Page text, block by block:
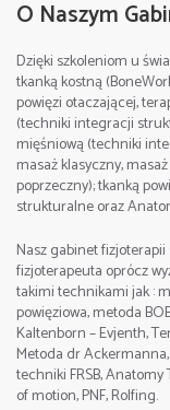
Miejsce:
690
Szczegółowe
tel. +48 512 263
e-mail:
I dzień 9:00-
Miejsce:
Cena:1200
Szczegółowe
tel. +48 512 263
Data: 8-10. 09.
I dzień 9:00-
16:00,
Miejsce:
O Naszym
Dzięki szkoleniom u
tkanką kostną
powięzi otaczającej,
(techniki integracji
mięśniową (techniki
masaż klasyczny,
poprzeczny); tkanką
strukturalne oraz
Nasz gabinet
fizjoterapeuta oprócz
takimi technikami jak :
powięziowa, metoda
Kaltenborn – Evjenth,
Metoda dr
techniki FRSB,
of motion, PNF, Rolfing.